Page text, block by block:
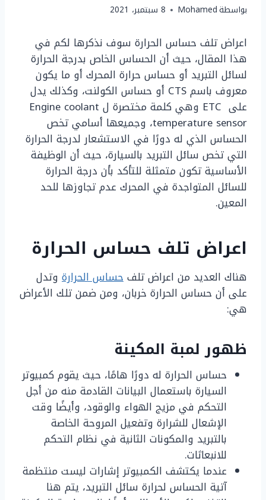
بواسطةMohamed 8 سبتمبر، 2021
اعراض تلف حساس الحرارة سوف نذكرها لكم في
هذا المقال، حيث أن الحساس الخاص بدرجة الحرارة
لسائل التبريد أو حساس حرارة المحرك أو ما يكون
معروف باسم CTS أو حساس الكولنت، وكذلك يدل
على ETC وهي كلمة مختصرة ل Engine coolant
temperature sensor، وجميعها أسامي تخص
الحساس الذي له دورًا في الاستشعار لدرجة الحرارة
التي تخص سائل التبريد بالسيارة، حيث أن الوظيفة
الأساسية تكون متمثلة للتأكد بأن درجة الحرارة
للسائل المتواجدة في المحرك عدم تجاوزها للحد
المعين.
اعراض تلف حساس الحرارة
هناك العديد من اعراض تلفحساس الحرارة وتدل
على أن حساس الحرارة خربان، ومن ضمن تلك الأعراض
هي:
ظهور لمبة المكينة
حساس الحرارة له دورًا هامًا، حيث يقوم كمبيوتر
السيارة باستعمال البيانات القادمة منه من أجل
التحكم في مزيج الهواء والوقود، وأيضًا وقت
الإشعال للشرارة وتفعيل المروحة الخاصة
بالتبريد والمكونات الثانية في نظام التحكم
للانبعاثات.
عندما يكتشف الكمبيوتر إشارات ليست منتظمة
آتية الحساس لحرارة سائل التبريد، يتم هنا